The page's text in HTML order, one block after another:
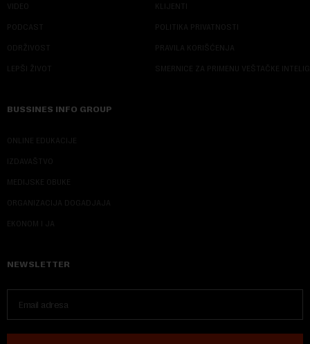
VIDEO
PODCAST
ODRŽIVOST
LEPŠI ŽIVOT
KLIJENTI
POLITIKA PRIVATNOSTI
PRAVILA KORIŠĆENJA
SMERNICE ZA PRIMENU VEŠTAČKE
BUSSINES INFO GROUP
ONLINE EDUKACIJE
IZDAVAŠTVO
MEDIJSKE OBUKE
ORGANIZACIJA DOGADJAJA
EKONOM I JA
NEWSLETTER